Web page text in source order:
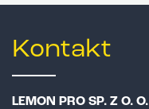
Kontakt
LEMON PRO SP. Z O. O.